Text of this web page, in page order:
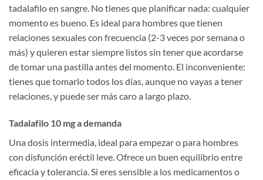
tadalafilo en sangre. No tienes que planificar nada: cualquier
momento es bueno. Es ideal para hombres que tienen
relaciones sexuales con frecuencia (2-3 veces por semana o
más) y quieren estar siempre listos sin tener que acordarse
de tomar una pastilla antes del momento. El inconveniente:
tienes que tomarlo todos los días, aunque no vayas a tener
relaciones, y puede ser más caro a largo plazo.
Tadalafilo 10 mg a demanda
Una dosis intermedia, ideal para empezar o para hombres
con disfunción eréctil leve. Ofrece un buen equilibrio entre
eficacia y tolerancia. Si eres sensible a los medicamentos o